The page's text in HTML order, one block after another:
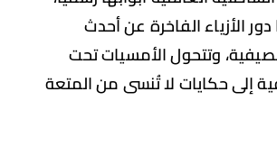
الفاخرة عن أحدث
وتتحول الأمسيات تحت
لا تُنسى من المتعة